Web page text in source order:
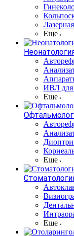
Еще
ИВЛ для
Еще
Еще
Еще